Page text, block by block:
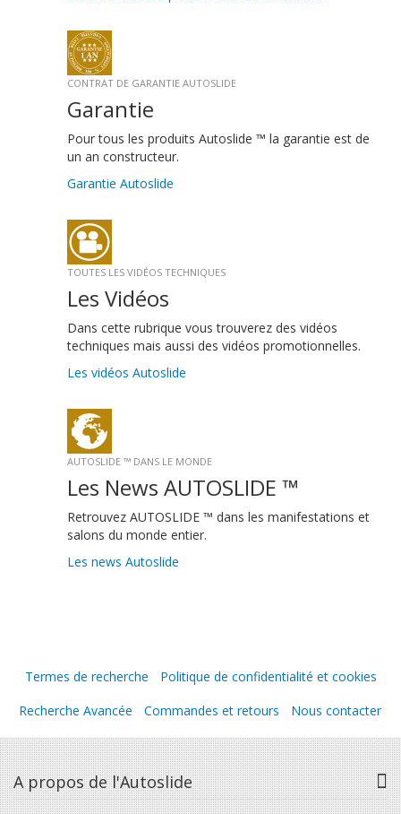
CONTRAT DE GARANTIE AUTOSLIDE
Garantie
Pour tous les produits Autoslide ™ la garantie est de
un an constructeur.
Garantie Autoslide
TOUTES LES VIDÉOS TECHNIQUES
Les Vidéos
Dans cette rubrique vous trouverez des vidéos
techniques mais aussi des vidéos promotionnelles.
Les vidéos Autoslide
AUTOSLIDE ™ DANS LE MONDE
Les News AUTOSLIDE ™
Retrouvez AUTOSLIDE ™ dans les manifestations et
salons du monde entier.
Les news Autoslide
Termes de recherche
Politique de confidentialité et cookies
Recherche Avancée
Commandes et retours Nous contacter
A propos de l'Autoslide